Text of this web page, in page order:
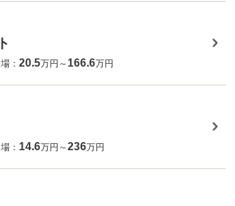
： 20.5万円～166.6万円
： 14.6万円～236万円